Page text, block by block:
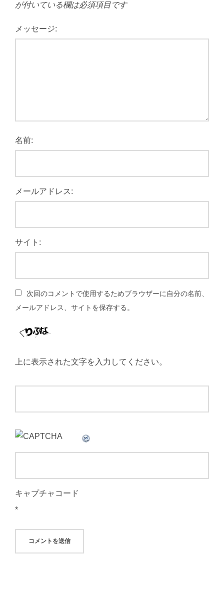
が付いている欄は必須項目です
メッセージ:
名前:
メールアドレス:
サイト:
次回のコメントで使用するためブラウザーに自分の名前、
メールアドレス、サイトを保存する。
上に表示された文字を入力してください。
キャプチャコード
*